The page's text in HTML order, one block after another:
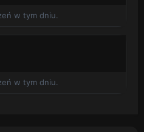
w tym dniu.
w tym dniu.